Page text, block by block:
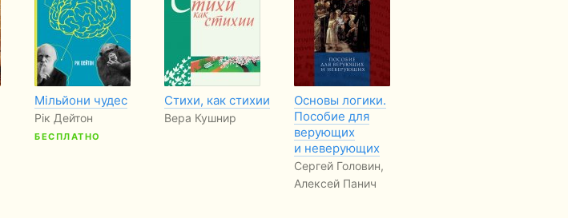
Мільйони чудес
Рік Дейтон
БЕСПЛАТНО
Стихи, как стихии
Вера Кушнир
Основы логики.
Пособие для
верующих
и неверующих
Сергей Головин,
Алексей Панич